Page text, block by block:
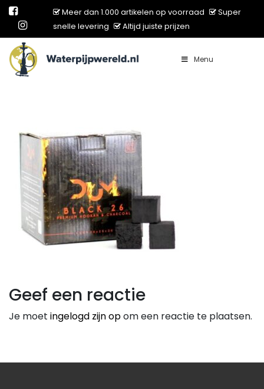
Meer dan 1.000 artikelen op voorraad
Super
snelle levering
Altijd juiste prijzen
Main Navigation Menu
Geef een reactie
Je moet ingelogd zijn opom een reactie te plaatsen.